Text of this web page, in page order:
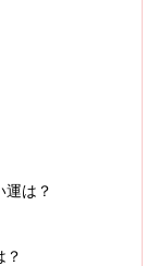
運は？
？